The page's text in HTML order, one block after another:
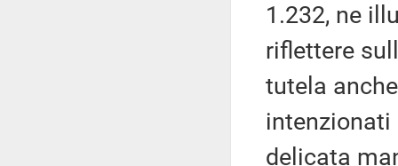
1.232, ne
riflettere
tutela
intenzionati
delicata